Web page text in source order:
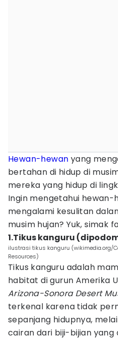
Hewan-hewan yang
bertahan di hidup di
mereka yang hidup di
Ingin mengetahui hewan-
mengalami kesulitan
musim hujan? Yuk, simak
1.Tikus kanguru
ilustrasi tikus kanguru (wikimedia.org/
Resources)
Tikus kanguru adalah
habitat di gurun Amerika
Arizona-Sonora Desert
terkenal karena tidak
sepanjang hidupnya,
cairan dari biji-bijian yang